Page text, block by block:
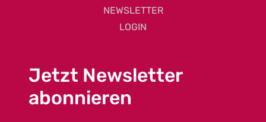
NEWSLETTER
LOGIN
Jetzt Newsletter
abonnieren